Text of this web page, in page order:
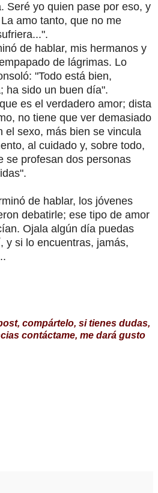
Seré yo quien pase por eso, y
amo tanto, que no me
de hablar, mis hermanos y
de lágrimas. Lo
"Todo está bien,
ha sido un buen día".
es el verdadero amor; dista
no tiene que ver demasiado
el sexo, más bien se vincula
al cuidado y, sobre todo,
se profesan dos personas
de hablar, los jóvenes
debatirle; ese tipo de amor
Ojala algún día puedas
y si lo encuentras, jamás,
compártelo, si tienes dudas,
contáctame, me dará gusto